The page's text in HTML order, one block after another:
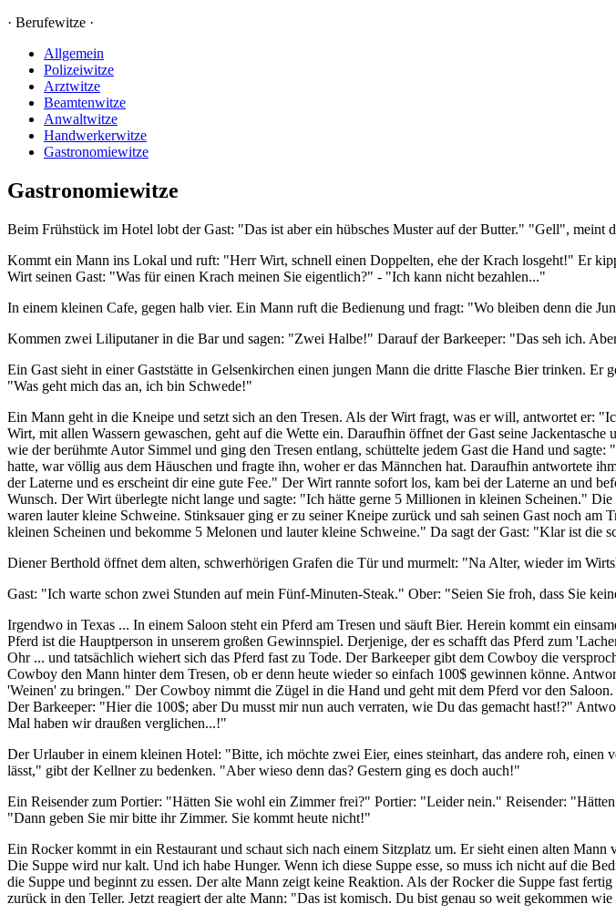
· Berufewitze ·
Allgemein
Polizeiwitze
Arztwitze
Beamtenwitze
Anwaltwitze
Handwerkerwitze
Gastronomiewitze
Gastronomiewitze
Beim Frühstück im Hotel lobt der Gast: "Das ist aber ein hübsches Muster auf der Butter." "Gell", meint
Kommt ein Mann ins Lokal und ruft: "Herr Wirt, schnell einen Doppelten, ehe der Krach losgeht!" Er
Wirt seinen Gast: "Was für einen Krach meinen Sie eigentlich?" - "Ich kann nicht bezahlen..."
In einem kleinen Cafe, gegen halb vier. Ein Mann ruft die Bedienung und fragt: "Wo bleiben denn die
Kommen zwei Liliputaner in die Bar und sagen: "Zwei Halbe!" Darauf der Barkeeper: "Das seh ich.
Ein Gast sieht in einer Gaststätte in Gelsenkirchen einen jungen Mann die dritte Flasche Bier trinken.
"Was geht mich das an, ich bin Schwede!"
Ein Mann geht in die Kneipe und setzt sich an den Tresen. Als der Wirt fragt, was er will, antwortet er:
Wirt, mit allen Wassern gewaschen, geht auf die Wette ein. Daraufhin öffnet der Gast seine
wie der berühmte Autor Simmel und ging den Tresen entlang, schüttelte jedem Gast die Hand und
hatte, war völlig aus dem Häuschen und fragte ihn, woher er das Männchen hat. Daraufhin antwortete
der Laterne und es erscheint dir eine gute Fee." Der Wirt rannte sofort los, kam bei der Laterne an und
Wunsch. Der Wirt überlegte nicht lange und sagte: "Ich hätte gerne 5 Millionen in kleinen Scheinen."
waren lauter kleine Schweine. Stinksauer ging er zu seiner Kneipe zurück und sah seinen Gast noch
kleinen Scheinen und bekomme 5 Melonen und lauter kleine Schweine." Da sagt der Gast: "Klar ist die
Diener Berthold öffnet dem alten, schwerhörigen Grafen die Tür und murmelt: "Na Alter, wieder im
Gast: "Ich warte schon zwei Stunden auf mein Fünf-Minuten-Steak." Ober: "Seien Sie froh, dass Sie
Irgendwo in Texas ... In einem Saloon steht ein Pferd am Tresen und säuft Bier. Herein kommt ein
Pferd ist die Hauptperson in unserem großen Gewinnspiel. Derjenige, der es schafft das Pferd zum
Ohr ... und tatsächlich wiehert sich das Pferd fast zu Tode. Der Barkeeper gibt dem Cowboy die
Cowboy den Mann hinter dem Tresen, ob er denn heute wieder so einfach 100$ gewinnen könne.
'Weinen' zu bringen." Der Cowboy nimmt die Zügel in die Hand und geht mit dem Pferd vor den
Der Barkeeper: "Hier die 100$; aber Du musst mir nun auch verraten, wie Du das gemacht hast!?"
Mal haben wir draußen verglichen...!"
Der Urlauber in einem kleinen Hotel: "Bitte, ich möchte zwei Eier, eines steinhart, das andere roh,
lässt," gibt der Kellner zu bedenken. "Aber wieso denn das? Gestern ging es doch auch!"
Ein Reisender zum Portier: "Hätten Sie wohl ein Zimmer frei?" Portier: "Leider nein." Reisender:
"Dann geben Sie mir bitte ihr Zimmer. Sie kommt heute nicht!"
Ein Rocker kommt in ein Restaurant und schaut sich nach einem Sitzplatz um. Er sieht einen alten
Die Suppe wird nur kalt. Und ich habe Hunger. Wenn ich diese Suppe esse, so muss ich nicht auf die
die Suppe und beginnt zu essen. Der alte Mann zeigt keine Reaktion. Als der Rocker die Suppe fast
zurück in den Teller. Jetzt reagiert der alte Mann: "Das ist komisch. Du bist genau so weit gekommen